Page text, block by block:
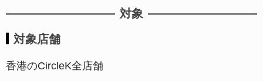
対象
対象店舗
香港のCircleK全店舗